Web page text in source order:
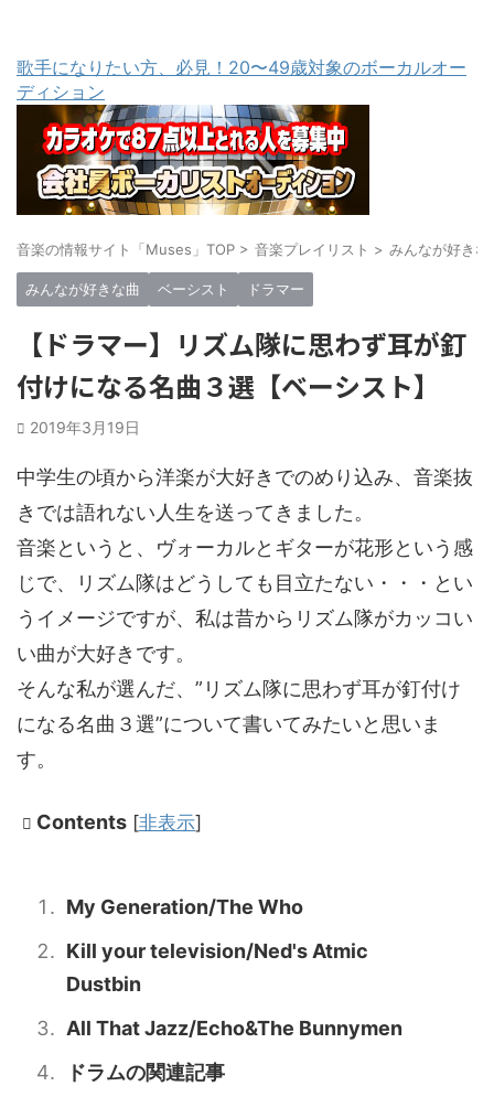
歌手になりたい方、必見！20〜49歳対象のボーカルオー
ディション
音楽の情報サイト「Muses」TOP > 音楽プレイリスト > みんなが好きな
みんなが好きな曲 ベーシスト ドラマー
【ドラマー】リズム隊に思わず耳が釘
付けになる名曲３選【ベーシスト】
2019年3月19日
中学生の頃から洋楽が大好きでのめり込み、音楽抜
きでは語れない人生を送ってきました。
音楽というと、ヴォーカルとギターが花形という感
じで、リズム隊はどうしても目立たない・・・とい
うイメージですが、私は昔からリズム隊がカッコい
い曲が大好きです。
そんな私が選んだ、”リズム隊に思わず耳が釘付け
になる名曲３選”について書いてみたいと思いま
す。
Contents [非表示]
My Generation/The Who
Kill your television/Ned's Atmic
Dustbin
All That Jazz/Echo&The Bunnymen
ドラムの関連記事